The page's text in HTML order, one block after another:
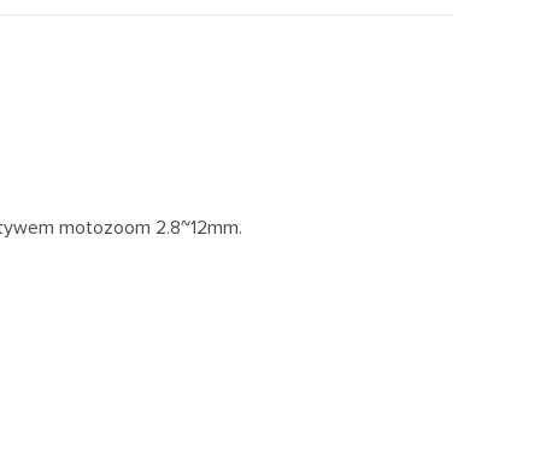
motozoom 2.8~12mm.